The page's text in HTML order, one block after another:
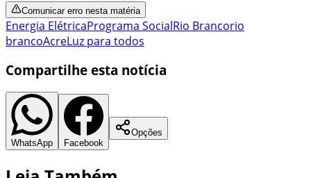
Comunicar erro nesta matéria
Energia ElétricaPrograma SocialRio Brancorio
brancoAcreLuz para todos
Compartilhe esta notícia
WhatsApp Facebook
Opções